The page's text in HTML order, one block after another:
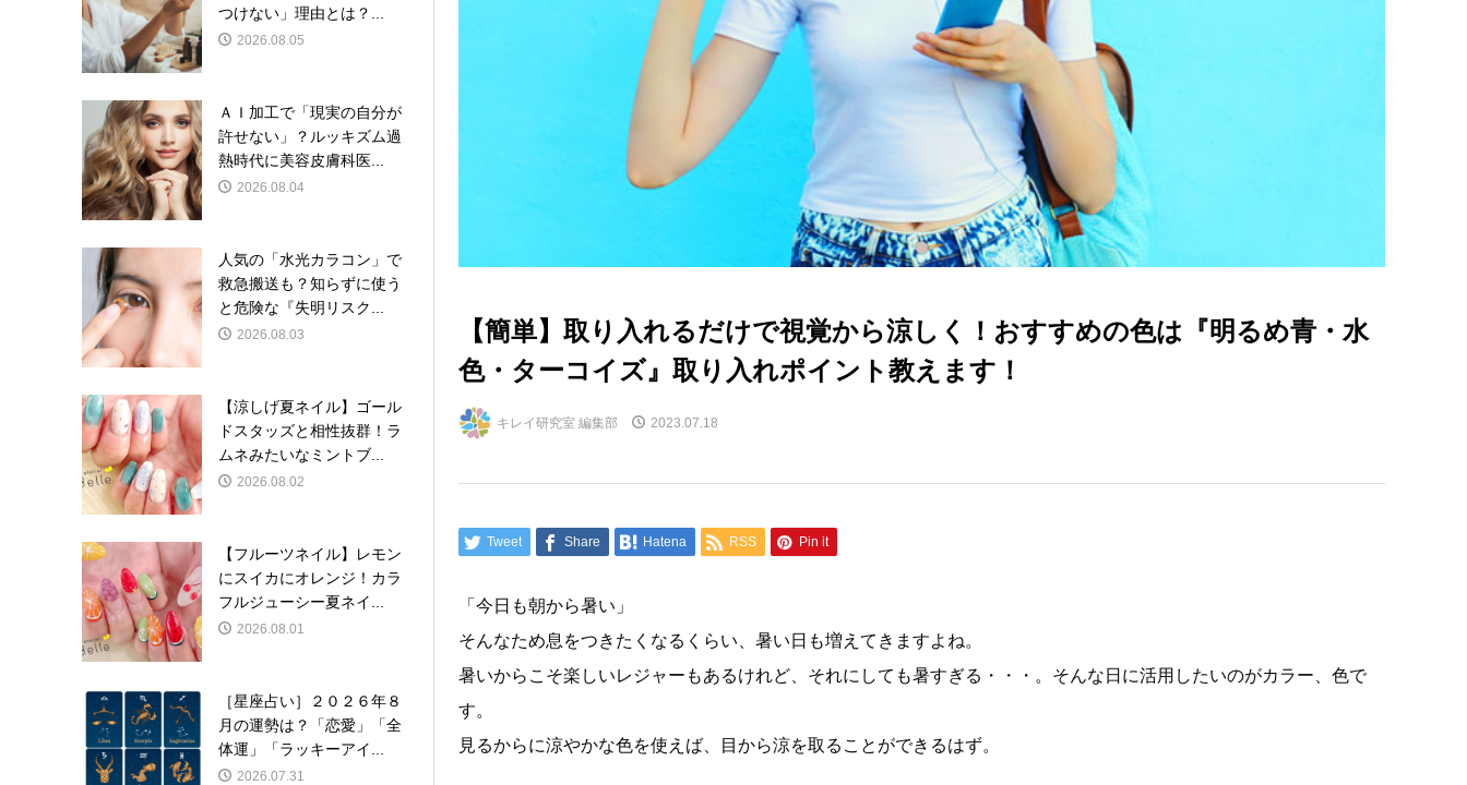
【簡単】取り入れるだけで視覚から涼しく！おすすめの色は『明るめ青・水
色・ターコイズ』取り入れポイント教えます！
キレイ研究室 編集部 2023.07.18
Tweet Share Hatena RSS Pin it
「今日も朝から暑い」
そんなため息をつきたくなるくらい、暑い日も増えてきますよね。
暑いからこそ楽しいレジャーもあるけれど、それにしても暑すぎる・・・。そんな日に活用したいのがカラー、色で
す。
見るからに涼やかな色を使えば、目から涼を取ることができるはず。
つけない」理由とは？...
2026.08.05
ＡＩ加工で「現実の自分が
許せない」？ルッキズム過
熱時代に美容皮膚科医...
2026.08.04
人気の「水光カラコン」で
救急搬送も？知らずに使う
と危険な『失明リスク...
2026.08.03
【涼しげ夏ネイル】ゴール
ドスタッズと相性抜群！ラ
ムネみたいなミントブ...
2026.08.02
【フルーツネイル】レモン
にスイカにオレンジ！カラ
フルジューシー夏ネイ...
2026.08.01
［星座占い］２０２６年８
月の運勢は？「恋愛」「全
体運」「ラッキーアイ...
2026.07.31